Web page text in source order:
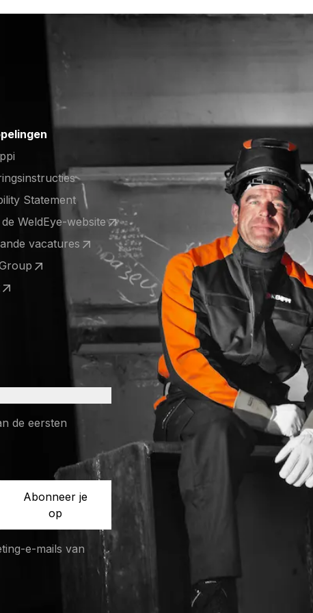
Statement
WeldEye-website
a new tab)
vacatures
a new tab)
a new tab)
de eersten
Abonneer je
op
e-mails van